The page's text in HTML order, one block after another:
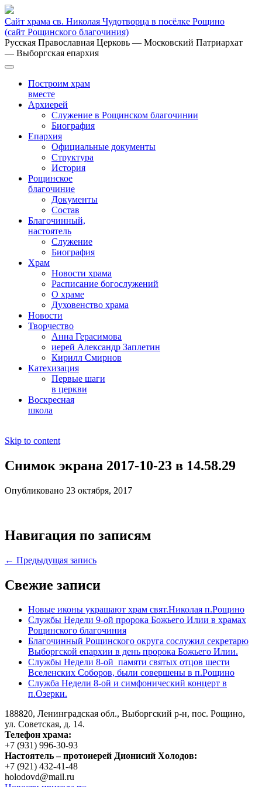
Сайт храма св. Николая Чудотворца в посёлке Рощино
(сайт Рощинского благочиния)
Русская Православная Церковь — Московский Патриархат
— Выборгская епархия
Построим храм
вместе
Архиерей
Служение в Рощинском благочинии
Биография
Епархия
Официальные документы
Структура
История
Рощинское
благочиние
Документы
Состав
Благочинный,
настоятель
Служение
Биография
Храм
Новости храма
Расписание богослужений
О храме
Духовенство храма
Новости
Творчество
Анна Герасимова
иерей Александр Заплетин
Кирилл Смирнов
Катехизация
Первые шаги
в церкви
Воскресная
школа
Skip to content
Снимок экрана 2017-10-23 в 14.58.29
Опубликовано 23 октября, 2017
Навигация по записям
← Предыдущая запись
Свежие записи
Новые иконы украшают храм свят.Николая п.Рощино
Службы Недели 9-ой пророка Божьего Илии в храмах
Рощинского благочиния
Благочинный Рощинского округа сослужил секретарю
Выборгской епархии в день пророка Божьего Илии.
Службы Недели 8-ой памяти святых отцов шести
Вселенских Соборов, были совершены в п.Рощино
Служба Недели 8-ой и симфонический концерт в
п.Озерки.
188820, Ленинградская обл., Выборгский р-н, пос. Рощино,
ул. Советская, д. 14.
Телефон храма:
+7 (931) 996-30-93
Настоятель – протоиерей Дионисий Холодов:
+7 (921) 432-41-48
holodovd@mail.ru